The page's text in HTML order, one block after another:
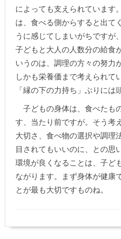
によっても支えられています
は、食べる側からすると出て
うに感じてしまいがちですが
子どもと大人の人数分の給食
いうのは、調理の方々の努力
しかも栄養価まで考えられて
「縁の下の力持ち」ぶりには
子どもの身体は、食べたも
す、当たり前ですが。そう考
大切さ、食べ物の選択や調理
目されてもいいのに、との思
環境が良くなることは、子ど
ながります。まず身体が健康
とが最も大切ですものね。